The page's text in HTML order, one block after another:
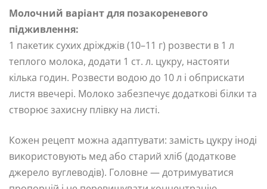
Молочний варіант для позакореневого
підживлення:
1 пакетик сухих дріжджів (10–11 г) розвести в 1 л
теплого молока, додати 1 ст. л. цукру, настояти
кілька годин. Розвести водою до 10 л і обприскати
листя ввечері. Молоко забезпечує додаткові білки та
створює захисну плівку на листі.
Кожен рецепт можна адаптувати: замість цукру іноді
використовують мед або старий хліб (додаткове
джерело вуглеводів). Головне — дотримуватися